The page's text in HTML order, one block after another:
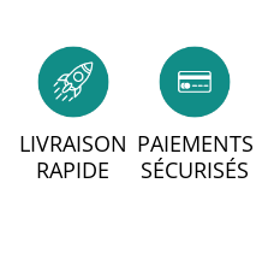
LIVRAISON
RAPIDE
PAIEMENTS
SÉCURISÉS